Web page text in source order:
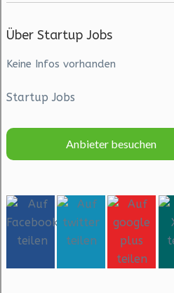
Über Startup Jobs
Keine Infos vorhanden
Startup Jobs
Anbieter besuchen